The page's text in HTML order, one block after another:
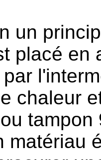
un
placé en
chaleur
matériau